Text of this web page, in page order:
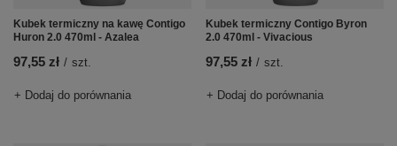
Kubek termiczny na kawę Contigo
Huron 2.0 470ml - Azalea
97,55 zł / szt.
+ Dodaj do porównania
Kubek termiczny Contigo Byron
2.0 470ml - Vivacious
97,55 zł / szt.
+ Dodaj do porównania